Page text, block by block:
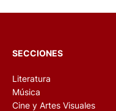
SECCIONES
Literatura
Música
Cine y Artes Visuales